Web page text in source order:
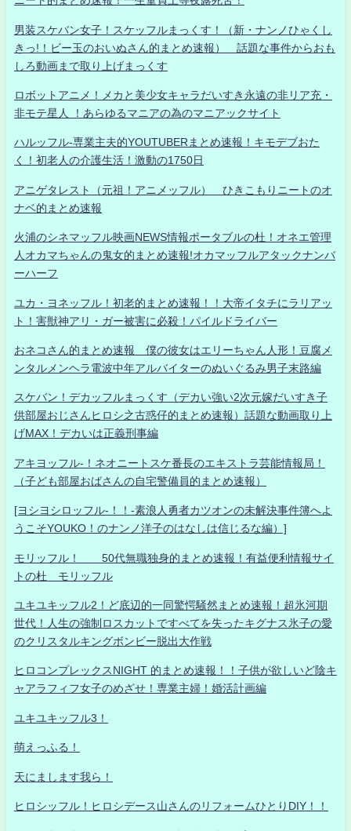
男装スケバン女子！スケッフルまっくす！（新・ナンノひゃくし
きっ!！ビー玉のおいぬさん的まとめ速報） 話題な事件からおも
しろ動画まで取り上げまっくす
ロボットアニメ！メカと美少女キャラだいすき永遠の非リア充・
非モテ星人 ！あらゆるマニアの為のマニアックサイト
ハルッフル-専業主夫的YOUTUBERまとめ速報！キモデブおた
く！初老人の介護生活！激動の1750日
アニゲタレスト（元祖！アニメッフル） ひきこもりニートのオ
ナベ的まとめ速報
火浦のシネマッフル映画NEWS情報ポータブルの杜！オネエ管理
人オカマちゃんの鬼女的まとめ速報!オカマッフルアタックナンバ
ーハーフ
ユカ・ヨネッフル！初老的まとめ速報！！大帝イタチにラリアッ
ト！害獣神アリ・ガー被害に必殺！パイルドライバー
おネコさん的まとめ速報 僕の彼女はエリーちゃん人形！豆腐メ
ンタルメンヘラ電波中年アルバイターのぬいぐるみ男子末路編
スケバン！デカッフルまっくす（デカい強い2次元嫁だいすき子
供部屋おじさんヒロシ之古惑仔的まとめ速報）話題な動画取り上
げMAX！デカいは正義刑事編
アキヨッフル-！ネオニートスケ番長のエキストラ芸能情報局！
（子ども部屋おばさんの自宅警備員的まとめ速報）
[ヨシヨシロッフル-！！-素浪人勇者カツオンの未解決事件簿へよ
うこそYOUKO！のナンノ洋子のはなしは信じるな編）]
モリッフル！ 50代無職独身的まとめ速報！有益便利情報サイ
トの杜 モリッフル
ユキユキッフル2！ど底辺的一同驚愕騒然まとめ速報！超氷河期
世代！人生の強制ロスカットですべてを失ったキグナス氷子の愛
のクリスタルキングボンビー脱出大作戦
ヒロコンプレックスNIGHT 的まとめ速報！！子供が欲しいど陰キ
ャアラフィフ女子のめざせ！専業主婦！婚活計画編
ユキユキッフル3！
萌えっふる！
天にまします我ら！
ヒロシッフル！ヒロシデース山さんのリフォームひとりDIY！！